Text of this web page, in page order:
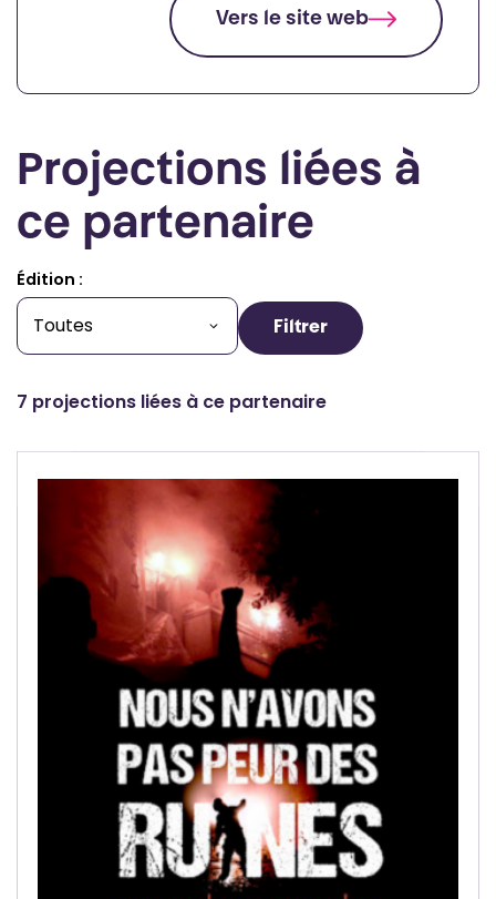
Vers le site web
Projections liées à
ce partenaire
Édition :
Filtrer
7 projections liées à ce partenaire